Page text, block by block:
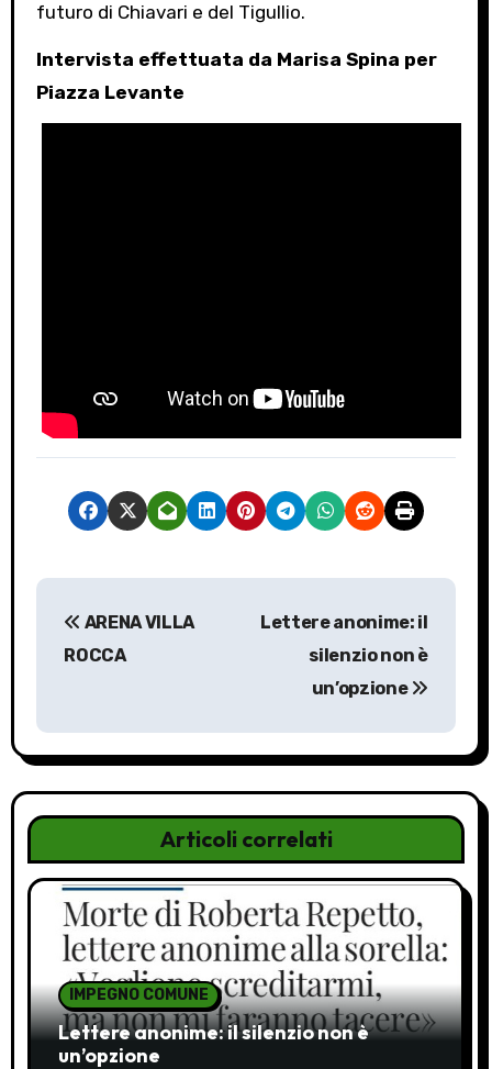
futuro di Chiavari e del Tigullio.
Intervista effettuata da Marisa Spina per
Piazza Levante
N
i
g
a
z
n
e
ARENA VILLA
ROCCA
Lettere anonime: il
silenzio non è
un’opzione
Articoli correlati
IMPEGNO COMUNE
Lettere anonime: il silenzio non è
un’opzione